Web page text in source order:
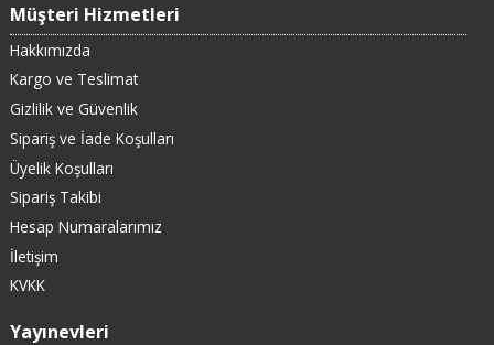
Müşteri Hizmetleri
Hakkımızda
Kargo ve Teslimat
Gizlilik ve Güvenlik
Sipariş ve İade Koşulları
Üyelik Koşulları
Sipariş Takibi
Hesap Numaralarımız
İletişim
KVKK
Yayınevleri